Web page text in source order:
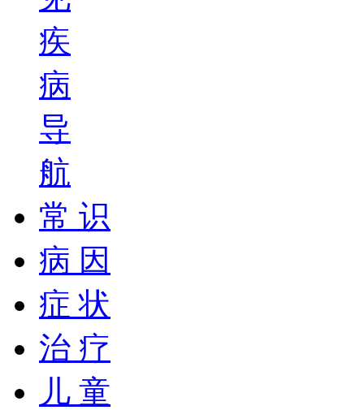
疾
病
导
航
常 识
病 因
症 状
治 疗
儿 童